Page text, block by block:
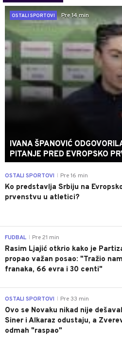
OSTALI SPORTOVI
Pre 14 min
IVANA ŠPANOVIĆ
PITANJE PRED EVROPSKO
OSTALI SPORTOVI Pre 16 min
Ko predstavlja Srbiju na
prvenstvu u atletici?
FUDBAL Pre 21 min
Rasim Ljajić otkrio kako je
propao važan posao: "Tražio
franaka, 66 evra i 30 centi"
OSTALI SPORTOVI Pre 33 min
Ovo se Novaku nikad nije
Siner i Alkaraz odustaju, a
odmah "raspao"